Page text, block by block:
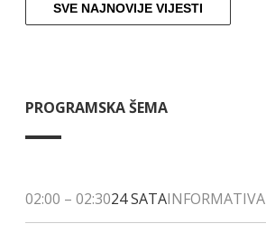
SVE NAJNOVIJE VIJESTI
PROGRAMSKA ŠEMA
02:00 – 02:3024 SATAINFORMATIVA